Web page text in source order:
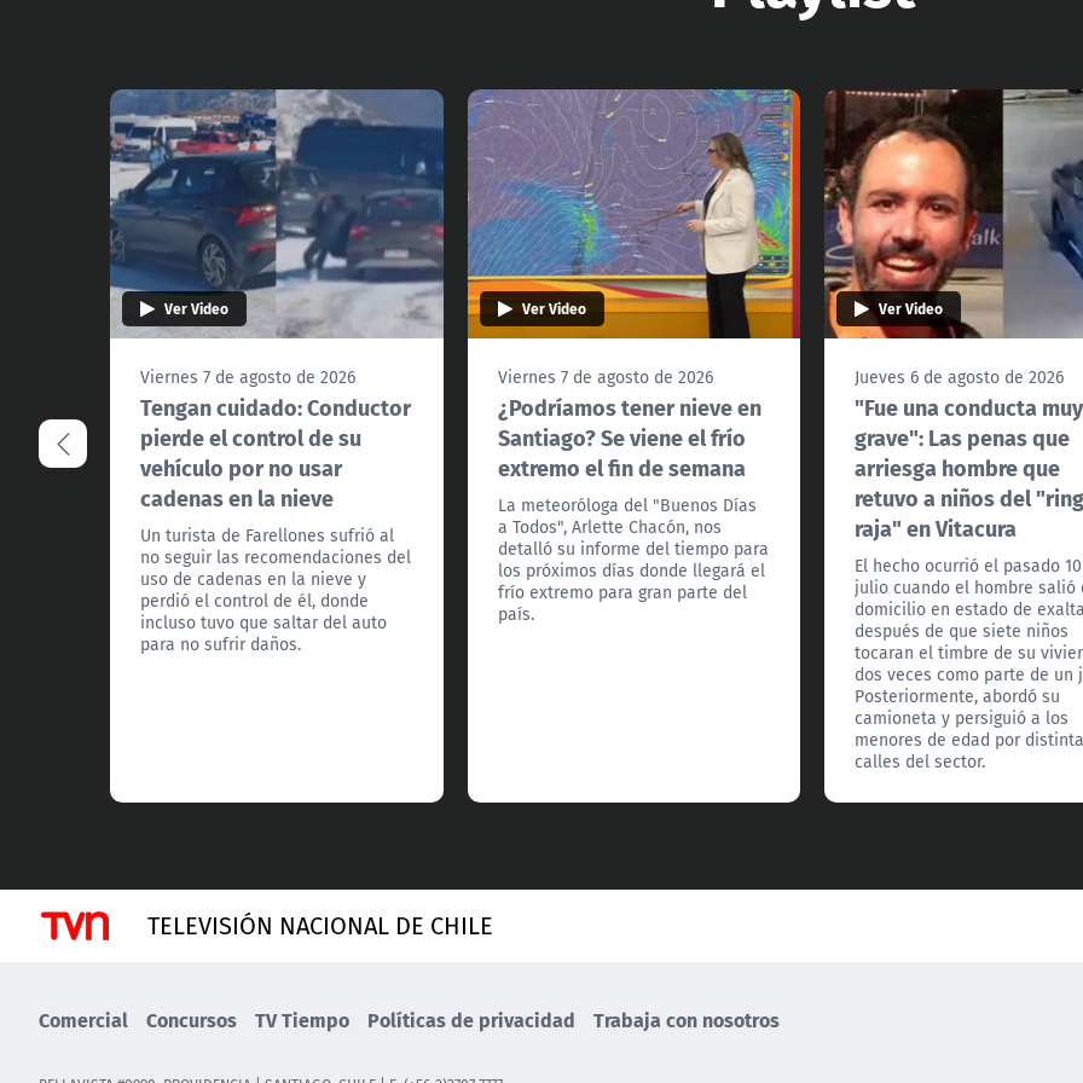
Ver Video
Viernes 7 de agosto de 2026
Tengan cuidado: Conductor
pierde el control de su
vehículo por no usar
cadenas en la nieve
Un turista de Farellones sufrió al
no seguir las recomendaciones del
uso de cadenas en la nieve y
perdió el control de él, donde
incluso tuvo que saltar del auto
para no sufrir daños.
Ver Video
Viernes 7 de agosto de 2026
¿Podríamos tener nieve en
Santiago? Se viene el frío
extremo el fin de semana
La meteoróloga del "Buenos Días
a Todos", Arlette Chacón, nos
detalló su informe del tiempo para
los próximos días donde llegará el
frío extremo para gran parte del
país.
Ver Video
Jueves 6 de agosto de 2026
"Fue una conducta muy
grave": Las penas que
arriesga hombre que
retuvo a niños del "ring
raja" en Vitacura
El hecho ocurrió el pasado
julio cuando el hombre salió
domicilio en estado de
después de que siete niños
tocaran el timbre de su
dos veces como parte de un
Posteriormente, abordó su
camioneta y persiguió a los
menores de edad por
calles del sector.
TELEVISIÓN NACIONAL DE CHILE
Comercial Concursos TV Tiempo Políticas de privacidad Trabaja con nosotros